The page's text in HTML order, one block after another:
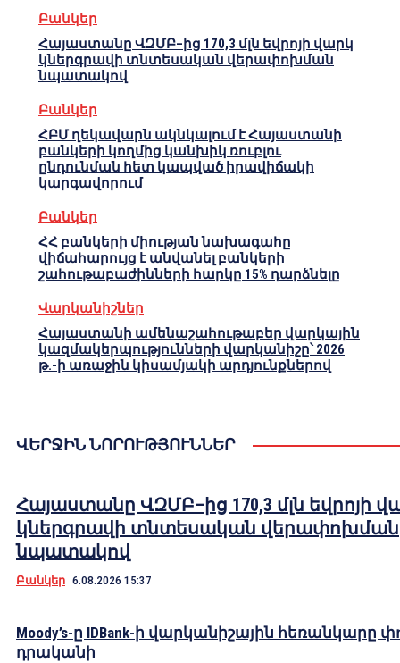
Բանկեր
Հայաստանը ՎԶՄԲ–ից 170,3 մլն եվրոյի վարկ
կներգրավի տնտեսական վերափոխման
նպատակով
Բանկեր
ՀԲՄ ղեկավարն ակնկալում է Հայաստանի
բանկերի կողմից կանխիկ ռուբլու
ընդունման հետ կապված իրավիճակի
կարգավորում
Բանկեր
ՀՀ բանկերի միության նախագահը
վիճահարույց է անվանել բանկերի
շահութաբաժինների հարկը 15% դարձնելը
Վարկանիշներ
Հայաստանի ամենաշահութաբեր վարկային
կազմակերպությունների վարկանիշը՝ 2026
թ.-ի առաջին կիսամյակի արդյունքներով
ՎԵՐՋԻՆ ՆՈՐՈՒԹՅՈՒՆՆԵՐ
Հայաստանը ՎԶՄԲ–ից 170,3 մլն եվրոյի
կներգրավի տնտեսական վերափոխման
նպատակով
Բանկեր 6.08.2026 15:37
Moody’s-ը IDBank-ի վարկանիշային հեռանկարը
դրականի